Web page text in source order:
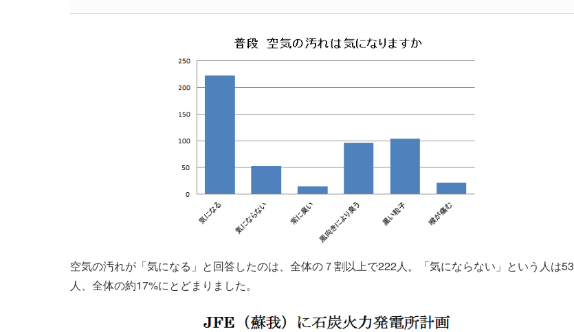
空気の汚れが「気になる」と回答したのは、全体の７割以上で222人。「気にならない」という人は53
人、全体の約17%にとどまりました。